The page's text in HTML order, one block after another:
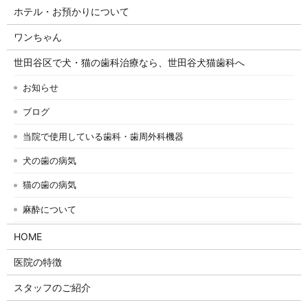
ホテル・お預かりについて
ワンちゃん
世田谷区で犬・猫の歯科治療なら、世田谷犬猫歯科へ
お知らせ
ブログ
当院で使用している歯科・歯周外科機器
犬の歯の病気
猫の歯の病気
麻酔について
HOME
医院の特徴
スタッフのご紹介